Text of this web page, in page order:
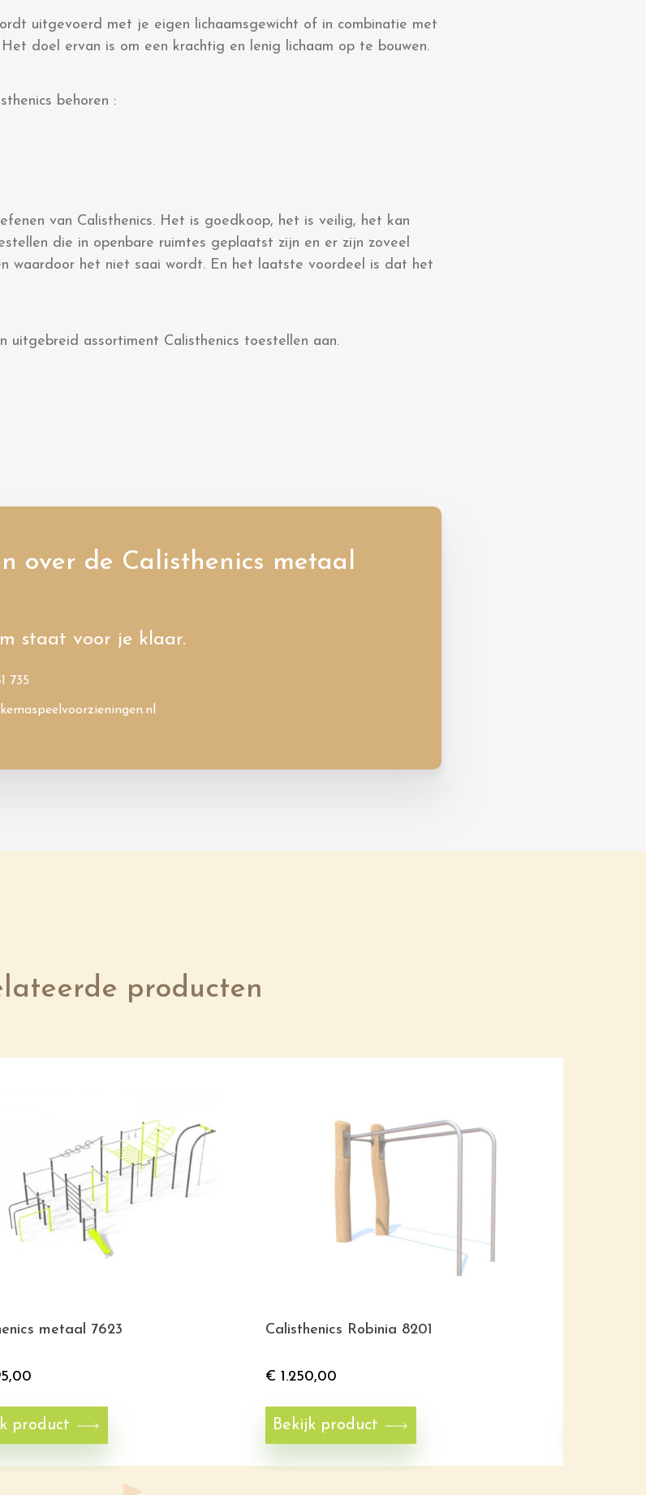
uitgevoerd met je eigen lichaamsgewicht of in combinatie met
doel ervan is om een krachtig en lenig lichaam op te bouwen.
behoren :
van Calisthenics. Het is goedkoop, het is veilig, het kan
die in openbare ruimtes geplaatst zijn en er zijn zoveel
waardoor het niet saai wordt. En het laatste voordeel is dat het
uitgebreid assortiment Calisthenics toestellen aan.
over de Calisthenics metaal
staat voor je klaar.
735
producten
metaal 7623
product
Calisthenics Robinia 8201
€ 1.250,00
Bekijk product